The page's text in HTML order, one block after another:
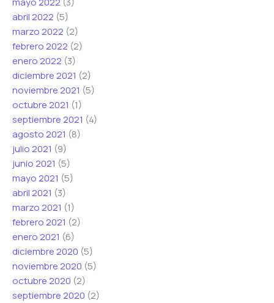
abril 2022 (5)
marzo 2022 (2)
febrero 2022 (2)
enero 2022 (3)
diciembre 2021 (2)
noviembre 2021 (5)
octubre 2021 (1)
septiembre 2021 (4)
agosto 2021 (8)
julio 2021 (9)
junio 2021 (5)
mayo 2021 (5)
abril 2021 (3)
marzo 2021 (1)
febrero 2021 (2)
enero 2021 (6)
diciembre 2020 (5)
noviembre 2020 (5)
octubre 2020 (2)
septiembre 2020 (2)